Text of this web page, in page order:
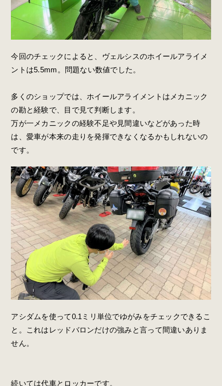
今回のチェックによると、ヴェルシスのホイールアライメ
ントは5.5mm。 問題ない数値でした。
多くのショップでは、ホイールアライメントはメカニック
の勘と経験で、目で見て判断します。
万が一メカニックの経験不足や見間違いなどがあった時
は、愛車が本来の走りを発揮できなくなるかもしれないの
です。
アシダムを使って0.1ミリ単位でゆがみをチェックできるこ
と。これはレッドバロンだけの強みと言って間違いありま
せん。
続いては代車とロッカーです。